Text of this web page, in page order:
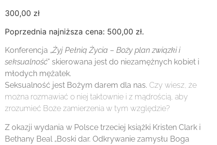
300,00 zł
Poprzednia najniższa cena: 500,00 zł.
Konferencja „Żyj Pełnią Życia – Boży plan związki i
seksualność” skierowana jest do niezamężnych kobiet i
młodych mężatek.
Seksualność jest Bożym darem dla nas. Czy wiesz, że
można rozmawiać o niej taktownie i z mądrością, aby
zrozumieć Boże zamierzenia w tym względzie?
Z okazji wydania w Polsce trzeciej książki Kristen Clark i
Bethany Beal „Boski dar. Odkrywanie zamysłu Boga